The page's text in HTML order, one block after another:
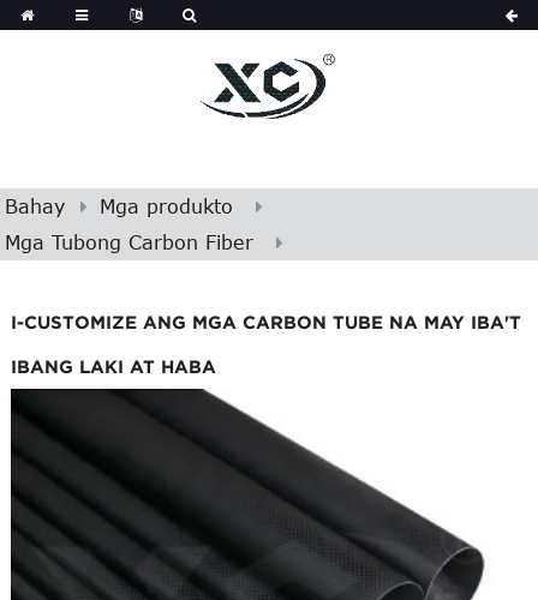
Bahay
Mga produkto
Mga Tubong Carbon Fiber
I-CUSTOMIZE ANG MGA CARBON TUBE NA MAY IBA'T
IBANG LAKI AT HABA